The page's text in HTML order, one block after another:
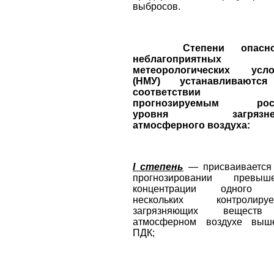
выбросов.
Степени
неблагоприятных
метеорологических
(НМУ)
прогнозируемым
уровня
атмосферного воздуха:
I степень —
прогнозировании
концентрации одного
нескольких
загрязняющих
атмосферном воздухе
ПДК;